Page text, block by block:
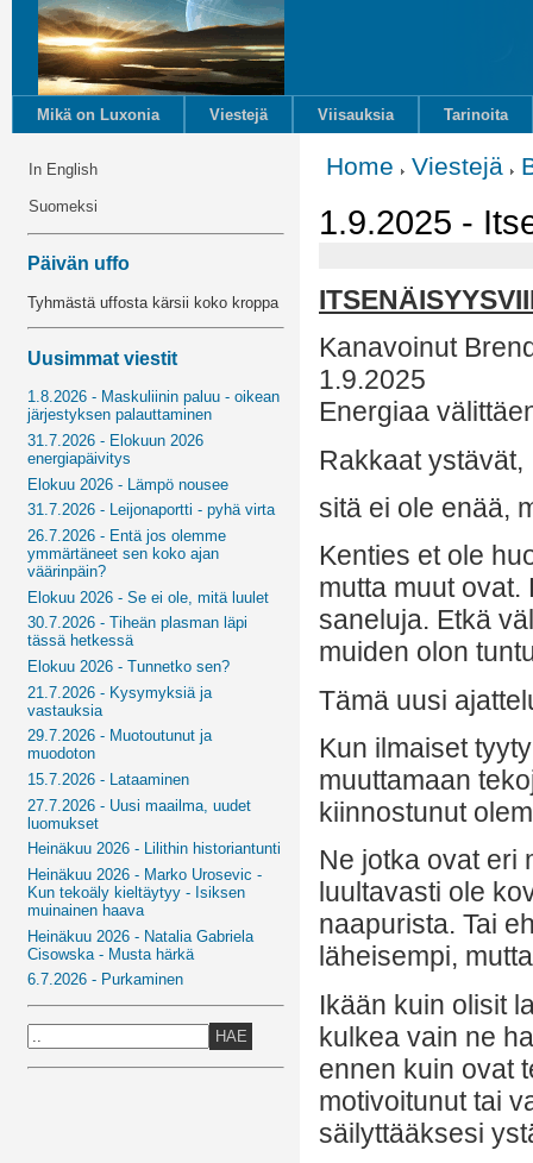
Mikä on Luxonia Viestejä Viisauksia Tarinoita
In English
Suomeksi
Päivän uffo
Tyhmästä uffosta kärsii koko kroppa
Uusimmat viestit
1.8.2026 - Maskuliinin paluu - oikean
järjestyksen palauttaminen
31.7.2026 - Elokuun 2026
energiapäivitys
Elokuu 2026 - Lämpö nousee
31.7.2026 - Leijonaportti - pyhä virta
26.7.2026 - Entä jos olemme
ymmärtäneet sen koko ajan
väärinpäin?
Elokuu 2026 - Se ei ole, mitä luulet
30.7.2026 - Tiheän plasman läpi
tässä hetkessä
Elokuu 2026 - Tunnetko sen?
21.7.2026 - Kysymyksiä ja
vastauksia
29.7.2026 - Muotoutunut ja
muodoton
15.7.2026 - Lataaminen
27.7.2026 - Uusi maailma, uudet
luomukset
Heinäkuu 2026 - Lilithin historiantunti
Heinäkuu 2026 - Marko Urosevic -
Kun tekoäly kieltäytyy - Isiksen
muinainen haava
Heinäkuu 2026 - Natalia Gabriela
Cisowska - Musta härkä
6.7.2026 - Purkaminen
HAE
Home Viestejä
1.9.2025 -
Kanavoinut
1.9.2025
Energiaa
Rakkaat ystävät,
sitä ei ole enää,
Kenties et ole
mutta muut
saneluja. Etkä
muiden olon
Tämä uusi
Kun ilmaiset
muuttamaan
kiinnostunut
Ne jotka ovat eri
luultavasti ole
naapurista. Tai
läheisempi,
Ikään kuin olisit
kulkea vain ne
ennen kuin ovat
motivoitunut tai
säilyttääksesi